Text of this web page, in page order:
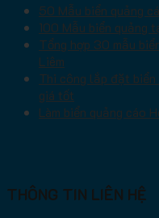
50 Mẫu biển quảng
100 Mẫu biển quảng
Tổng hợp 30 mẫu
Liêm
Thi công lắp đặt
giá tốt
Làm biển quảng cáo
THÔNG TIN LIÊN HỆ